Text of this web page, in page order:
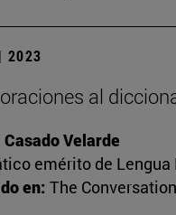
2023
al
Velarde
emérito de Lengua
en: The Conversation